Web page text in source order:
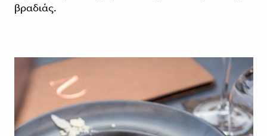
βραδιάς.